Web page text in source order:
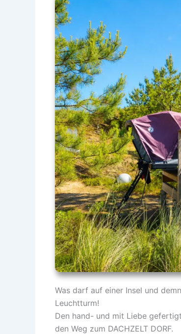
Was darf auf einer Insel und
Leuchtturm!
Den hand- und mit Liebe
den Weg zum DACHZELT DORF.